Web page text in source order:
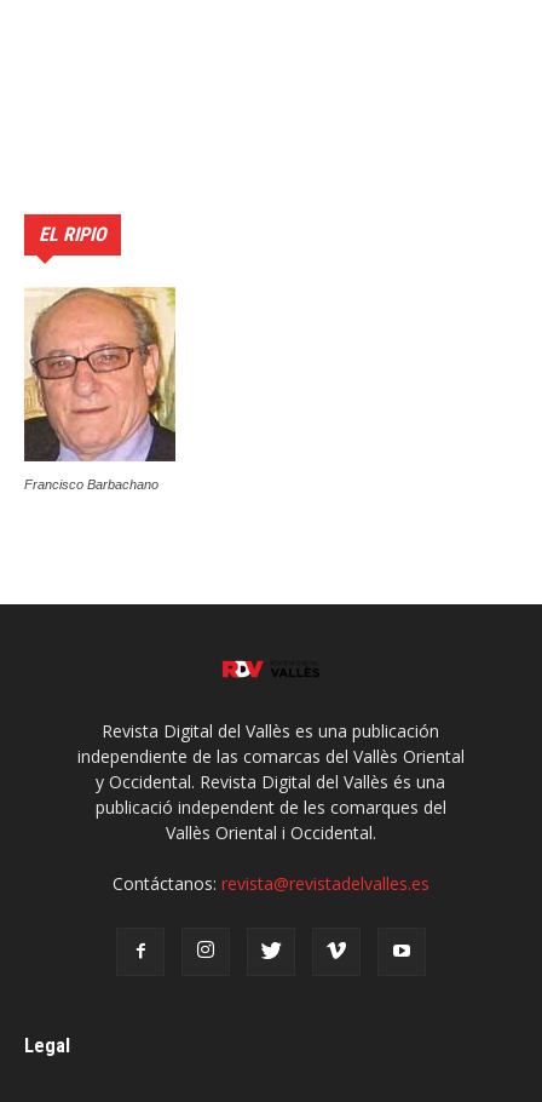
EL RIPIO
Francisco Barbachano
Revista Digital del Vallès es una publicación
independiente de las comarcas del Vallès Oriental
y Occidental. Revista Digital del Vallès és una
publicació independent de les comarques del
Vallès Oriental i Occidental.
Contáctanos: revista@revistadelvalles.es
Legal